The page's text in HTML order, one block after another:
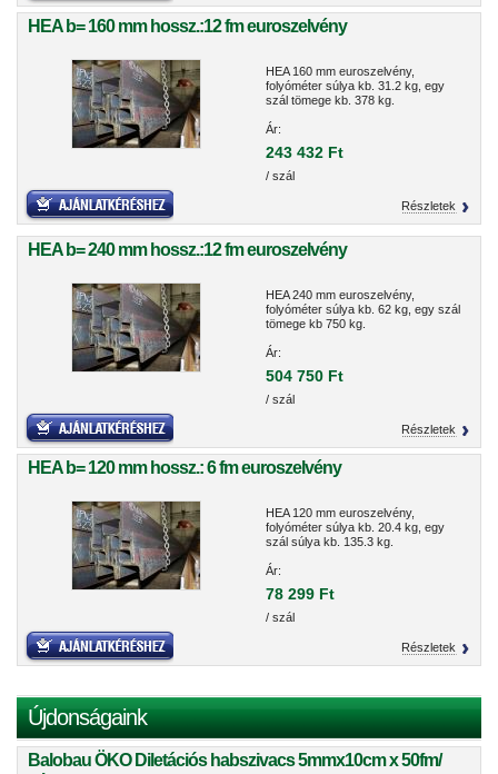
HEA b= 160 mm hossz.:12 fm euroszelvény
HEA 160 mm euroszelvény,
folyóméter súlya kb. 31.2 kg, egy
szál tömege kb. 378 kg.
Ár:
243 432 Ft
/ szál
Részletek
HEA b= 240 mm hossz.:12 fm euroszelvény
HEA 240 mm euroszelvény,
folyóméter súlya kb. 62 kg, egy szál
tömege kb 750 kg.
Ár:
504 750 Ft
/ szál
Részletek
HEA b= 120 mm hossz.: 6 fm euroszelvény
HEA 120 mm euroszelvény,
folyóméter súlya kb. 20.4 kg, egy
szál súlya kb. 135.3 kg.
Ár:
78 299 Ft
/ szál
Részletek
Újdonságaink
Balobau ÖKO Diletációs habszivacs 5mmx10cm x 50fm/